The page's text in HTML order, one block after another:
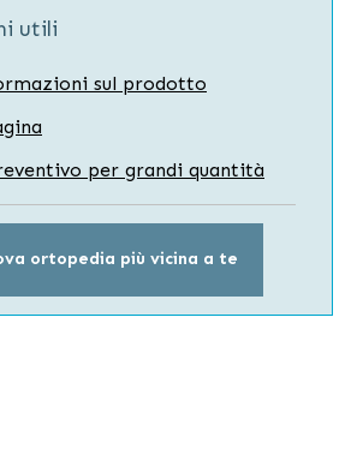
utili
sul prodotto
per grandi quantità
ortopedia più vicina a te